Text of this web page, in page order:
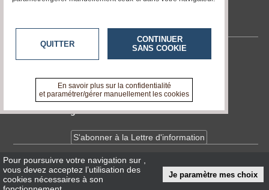
tvlocale.fr
Contactez-nous
A propos de tvlocale.fr
Devenir délégué
S'abonner à la Lettre d'information
InfosCNIL/RGPD
Conditions Générales d'Utilisation
Pour poursuivre votre navigation sur
vous devez acceptez l’utilisation des
cookies nécessaires à son
Je paramètre mes choix
QUITTER
CONTINUER
SANS COOKIE
En savoir plus sur la confidentialité
et paramétrer/gérer manuellement les cookies